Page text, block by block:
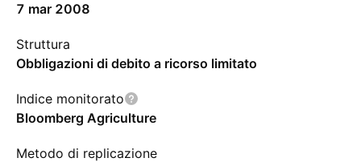
7 mar 2008
Struttura
Obbligazioni di debito a ricorso limitato
Indice monitorato
Bloomberg Agriculture
Metodo di replicazione